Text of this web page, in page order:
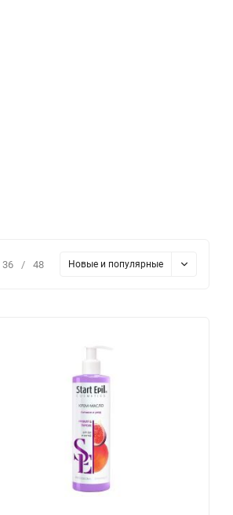
36 / 48 Новые и популярные